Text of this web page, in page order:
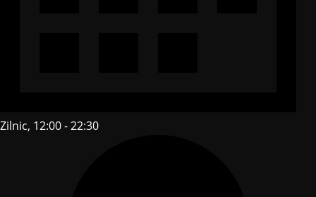
Zilnic, 12:00 - 22:30